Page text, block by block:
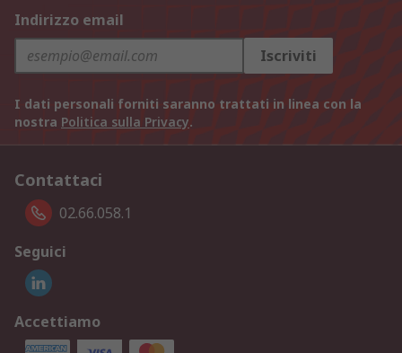
Indirizzo email
Iscriviti
I dati personali forniti saranno trattati in linea con la
nostra Politica sulla Privacy.
Contattaci
02.66.058.1
Seguici
Accettiamo